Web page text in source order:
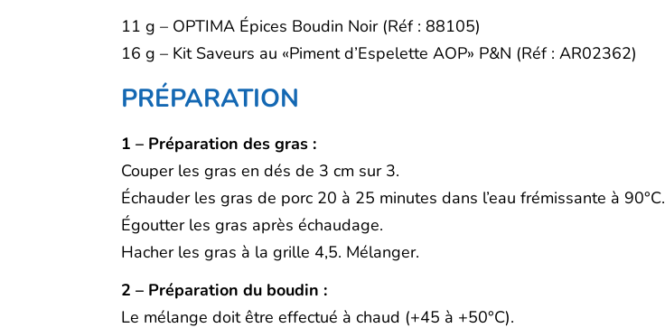
11 g – OPTIMA Épices Boudin Noir (Réf : 88105)
16 g – Kit Saveurs au «Piment d’Espelette AOP» P&N (Réf : AR02362)
PRÉPARATION
1 – Préparation des gras :
Couper les gras en dés de 3 cm sur 3.
Échauder les gras de porc 20 à 25 minutes dans l’eau frémissante à 90°C.
Égoutter les gras après échaudage.
Hacher les gras à la grille 4,5. Mélanger.
2 – Préparation du boudin :
Le mélange doit être effectué à chaud (+45 à +50°C).